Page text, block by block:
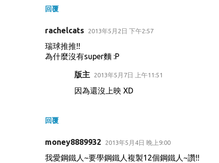
回覆
rachelcats 2013年5月2日 下午2:57
瑞球推推!!
為什麼沒有super麵 :P
回覆
版主 2013年5月7日 上午11:51
因為還沒上映 XD
money8889932 2013年5月4日 晚上9:00
我愛鋼鐵人~要學鋼鐵人複製12個鋼鐵人~讚!!